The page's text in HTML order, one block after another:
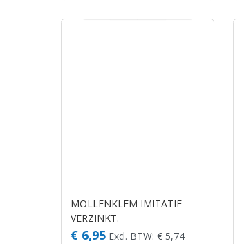
MOLLENKLEM IMITATIE
VERZINKT.
€ 6,95 Excl. BTW: € 5,74